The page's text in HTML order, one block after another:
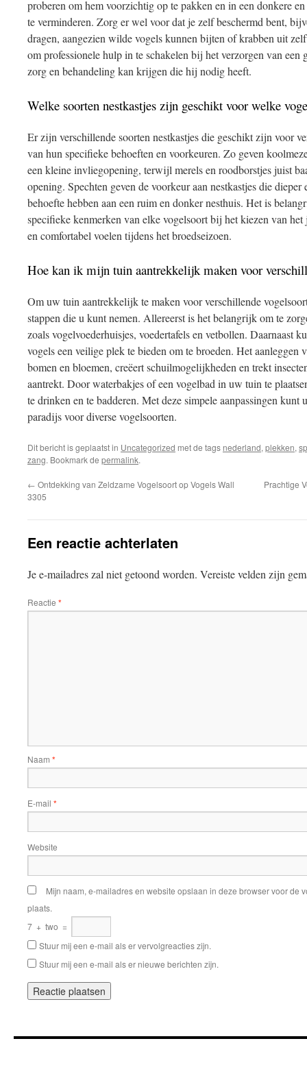
proberen om hem voorzichtig op te pakken en in een donkere
te verminderen. Zorg er wel voor dat je zelf beschermd bent,
dragen, aangezien wilde vogels kunnen bijten of krabben uit
om professionele hulp in te schakelen bij het verzorgen van
zorg en behandeling kan krijgen die hij nodig heeft.
Welke soorten nestkastjes zijn geschikt voor welke
Er zijn verschillende soorten nestkastjes die geschikt zijn voor
van hun specifieke behoeften en voorkeuren. Zo geven
een kleine invliegopening, terwijl merels en roodborstjes juist
opening. Spechten geven de voorkeur aan nestkastjes die
behoefte hebben aan een ruim en donker nesthuis. Het is
specifieke kenmerken van elke vogelsoort bij het kiezen van
en comfortabel voelen tijdens het broedseizoen.
Hoe kan ik mijn tuin aantrekkelijk maken voor
Om uw tuin aantrekkelijk te maken voor verschillende
stappen die u kunt nemen. Allereerst is het belangrijk om te
zoals vogelvoederhuisjes, voedertafels en vetbollen. Daarnaast
vogels een veilige plek te bieden om te broeden. Het aanleggen
bomen en bloemen, creëert schuilmogelijkheden en trekt
aantrekt. Door waterbakjes of een vogelbad in uw tuin te
te drinken en te badderen. Met deze simpele aanpassingen kunt
paradijs voor diverse vogelsoorten.
Dit bericht is geplaatst in Uncategorized met de tags nederland, plekken,
zang. Bookmark de permalink.
← Ontdekking van Zeldzame Vogelsoort op Vogels Wall
3305
Prachtige
Een reactie achterlaten
Je e-mailadres zal niet getoond worden. Vereiste velden zijn
Reactie *
Naam *
E-mail *
Website
Mijn naam, e-mailadres en website opslaan in deze browser voor de
plaats.
7 + two =
Stuur mij een e-mail als er vervolgreacties zijn.
Stuur mij een e-mail als er nieuwe berichten zijn.